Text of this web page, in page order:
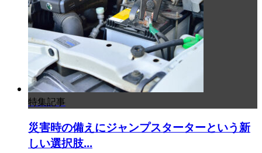
特集記事
災害時の備えにジャンプスターターという新
しい選択肢...